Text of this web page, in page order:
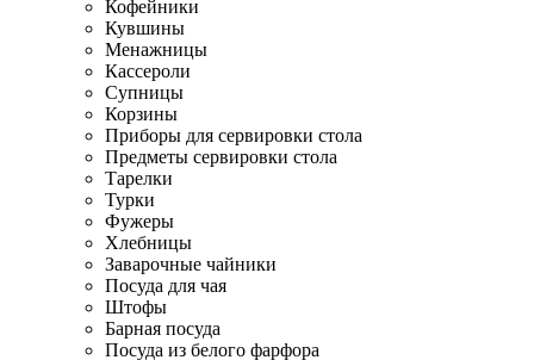
Кофейники
Кувшины
Менажницы
Кассероли
Супницы
Корзины
Приборы для сервировки стола
Предметы сервировки стола
Тарелки
Турки
Фужеры
Хлебницы
Заварочные чайники
Посуда для чая
Штофы
Барная посуда
Посуда из белого фарфора